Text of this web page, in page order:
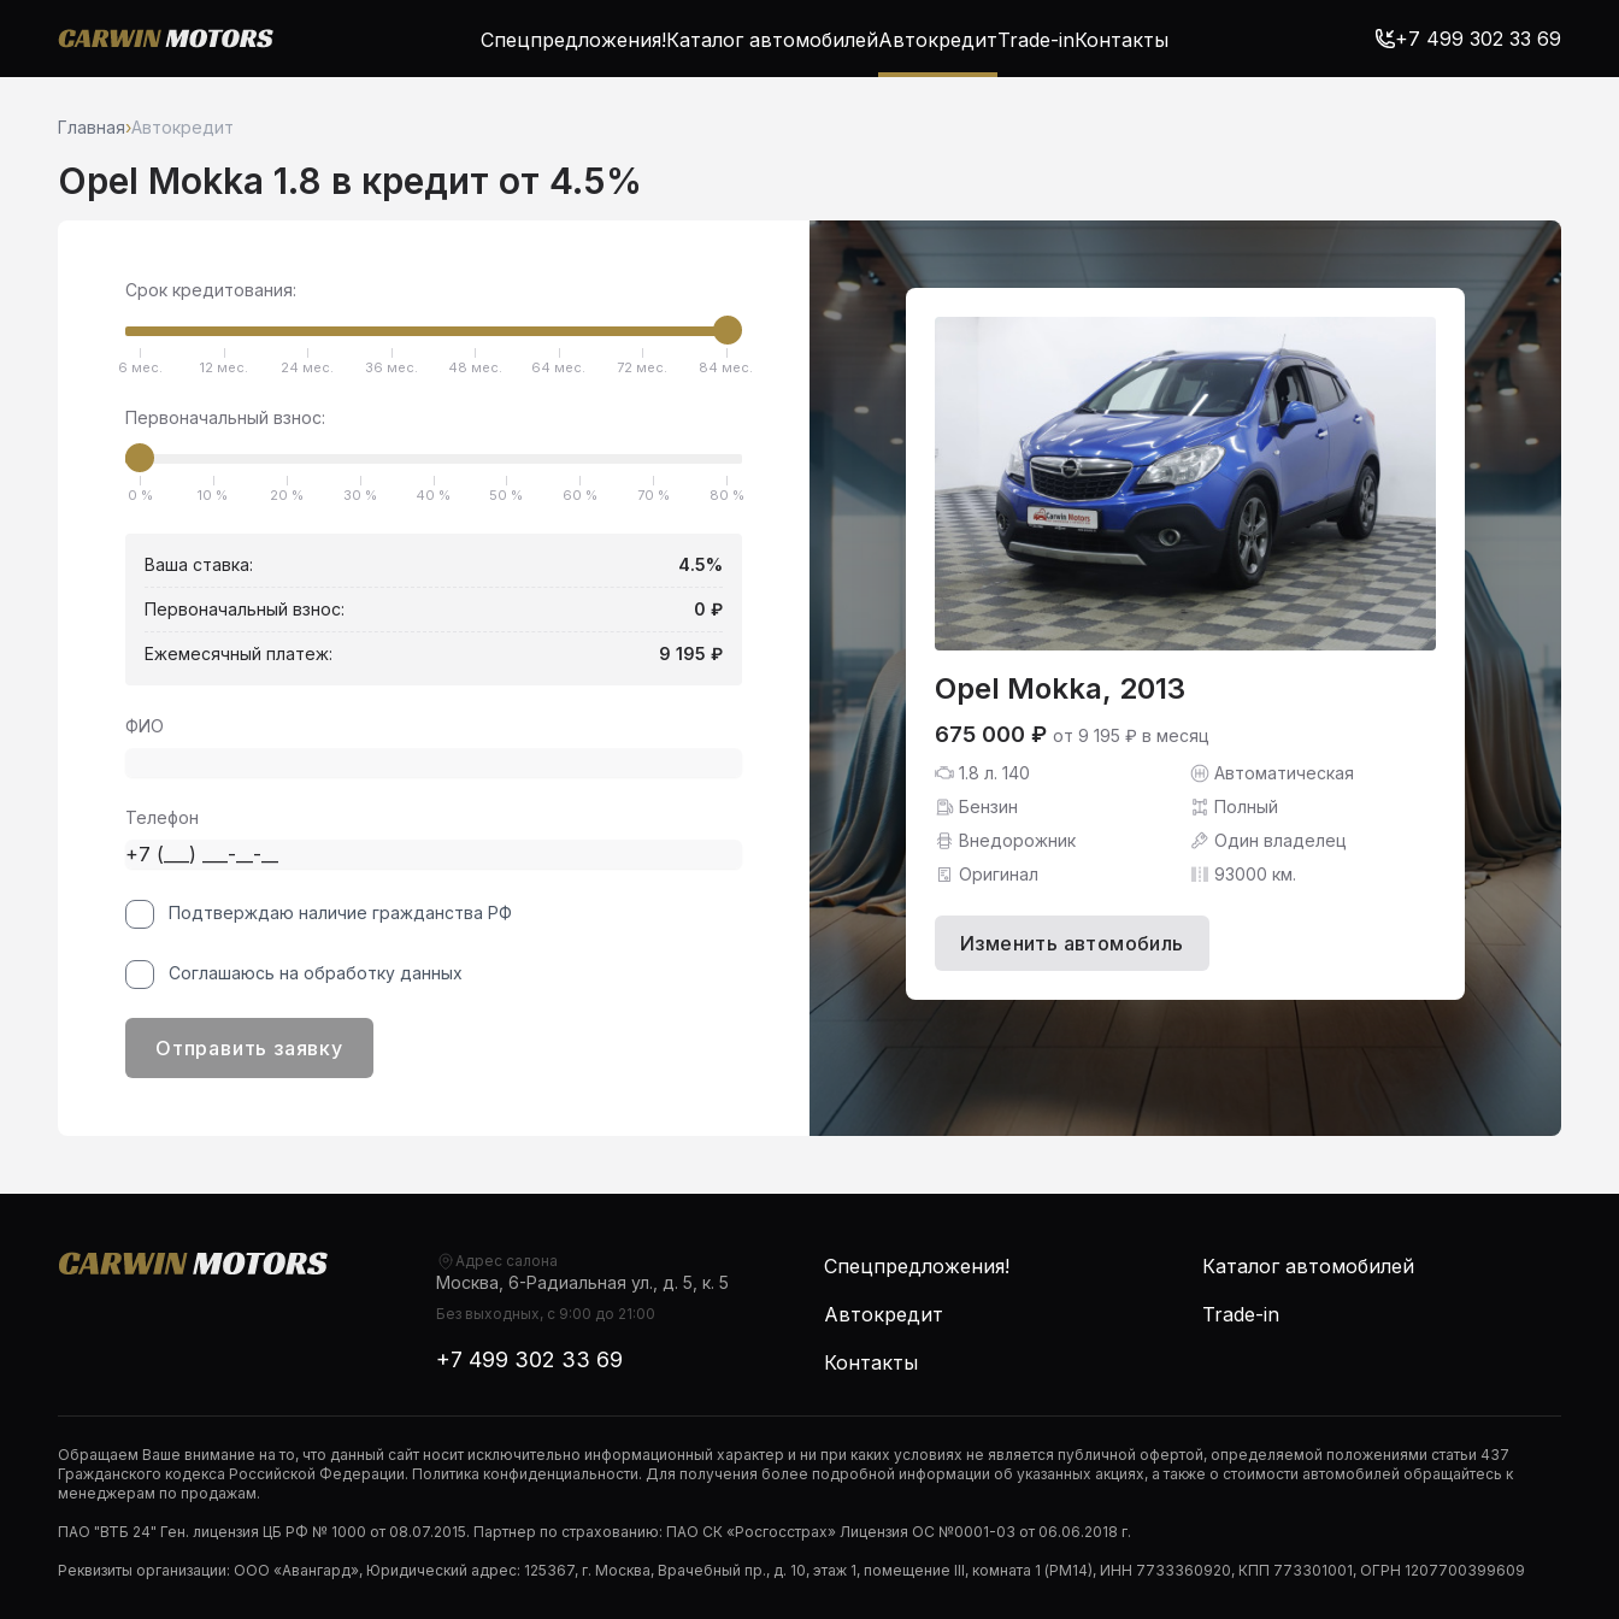
Спецпредложения!Каталог автомобилейАвтокредитTrade-inКонтакты +7 499 302 33 69
Главная›Автокредит
Opel Mokka 1.8 в кредит от 4.5%
Opel Mokka, 2013
675 000 ₽ от 9 195 ₽ в месяц
1.8 л. 140
Автоматическая
Бензин
Полный
Внедорожник
Один владелец
Оригинал
93000 км.
Изменить автомобиль
Срок кредитования:
6 мес. 12 мес. 24 мес. 36 мес. 48 мес. 64 мес. 72 мес. 84 мес.
Первоначальный взнос:
0 % 10 % 20 % 30 % 40 % 50 % 60 % 70 % 80 %
Ваша ставка: 4.5%
Первоначальный взнос: 0 ₽
Ежемесячный платеж: 9 195 ₽
ФИО
Телефон
Подтверждаю наличие гражданства РФ
Соглашаюсь на обработку данных
Отправить заявку
Адрес салона
Москва, 6-Радиальная ул., д. 5, к. 5
Без выходных, с 9:00 до 21:00
+7 499 302 33 69
Спецпредложения!
Каталог автомобилей
Автокредит
Trade-in
Контакты
Обращаем Ваше внимание на то, что данный сайт носит исключительно информационный характер и ни при каких условиях не является публичной офертой, определяемой положениями статьи 437
Гражданского кодекса Российской Федерации. Политика конфиденциальности. Для получения более подробной информации об указанных акциях, а также о стоимости автомобилей обращайтесь к
менеджерам по продажам.
ПАО "ВТБ 24" Ген. лицензия ЦБ РФ № 1000 от 08.07.2015. Партнер по страхованию: ПАО СК «Росгосстрах» Лицензия ОС №0001-03 от 06.06.2018 г.
Реквизиты организации: ООО «Авангард», Юридический адрес: 125367, г. Москва, Врачебный пр., д. 10, этаж 1, помещение III, комната 1 (РМ14), ИНН 7733360920, КПП 773301001, ОГРН 1207700399609